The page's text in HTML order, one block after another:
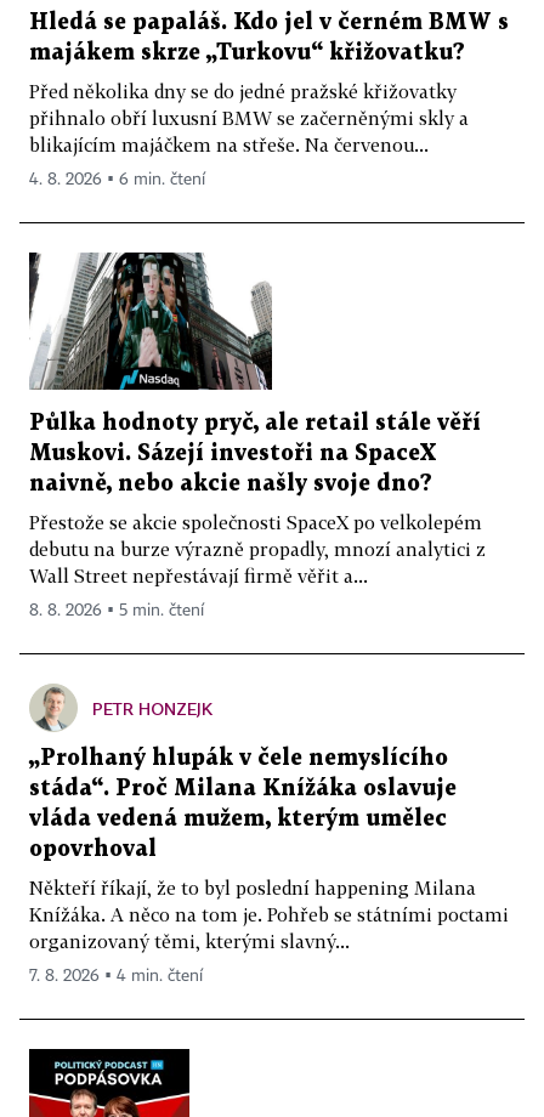
Hledá se papaláš. Kdo jel v černém BMW s
majákem skrze „Turkovu“ křižovatku?
Před několika dny se do jedné pražské křižovatky
přihnalo obří luxusní BMW se začerněnými skly a
blikajícím majáčkem na střeše. Na červenou...
4. 8. 2026 ▪ 6 min. čtení
Půlka hodnoty pryč, ale retail stále věří
Muskovi. Sázejí investoři na SpaceX
naivně, nebo akcie našly svoje dno?
Přestože se akcie společnosti SpaceX po velkolepém
debutu na burze výrazně propadly, mnozí analytici z
Wall Street nepřestávají firmě věřit a...
8. 8. 2026 ▪ 5 min. čtení
PETR HONZEJK
„Prolhaný hlupák v čele nemyslícího
stáda“. Proč Milana Knížáka oslavuje
vláda vedená mužem, kterým umělec
opovrhoval
Někteří říkají, že to byl poslední happening Milana
Knížáka. A něco na tom je. Pohřeb se státními poctami
organizovaný těmi, kterými slavný...
7. 8. 2026 ▪ 4 min. čtení